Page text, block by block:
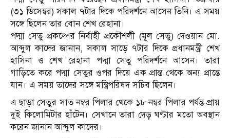
(৩১ ডিসেম্বর) সকাল ৭টার দিকে পরিদর্শনে আসেন তিনি। এ সময়
সঙ্গে ছিলেন তার বোন শেখ রেহানা।
পদ্মা সেতু প্রকল্পের নির্বাহী প্রকৌশলী (মূল সেতু) দেওয়ান মো.
আব্দুল কাদের জানান, সকাল সাড়ে ৭টার দিকে প্রধানমন্ত্রী শেখ
হাসিনা ও শেখ রেহানা পদ্মা সেতু পরিদর্শনে আসেন। তারা
গাড়িতে করে পদ্মা সেতুর ওপর দিয়ে এক প্রান্ত থেকে অন্য প্রান্তে
যান। এ সময় তাদের সঙ্গে মন্ত্রিপরিষদ সচিব ছিলেন।
এ ছাড়া সেতুর সাত নম্বর পিলার থেকে ১৮ নম্বর পিলার পর্যন্ত প্রায়
দুই কিলোমিটার হাঁটেন। সেখানে তারা দেড় ঘণ্টার মতো অবস্থান
করেন জানান আব্দুল কাদের।